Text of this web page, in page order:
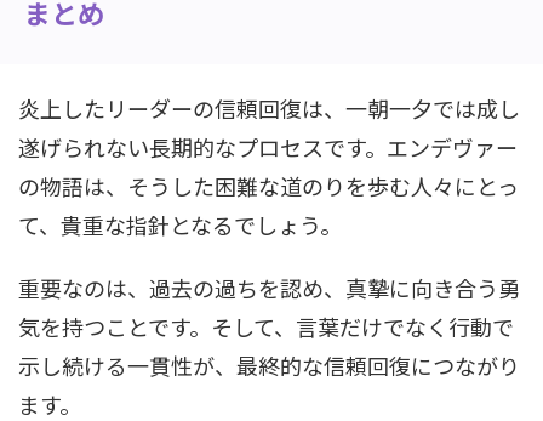
まとめ
炎上したリーダーの信頼回復は、一朝一夕では成し
遂げられない長期的なプロセスです。エンデヴァー
の物語は、そうした困難な道のりを歩む人々にとっ
て、貴重な指針となるでしょう。
重要なのは、過去の過ちを認め、真摯に向き合う勇
気を持つことです。そして、言葉だけでなく行動で
示し続ける一貫性が、最終的な信頼回復につながり
ます。